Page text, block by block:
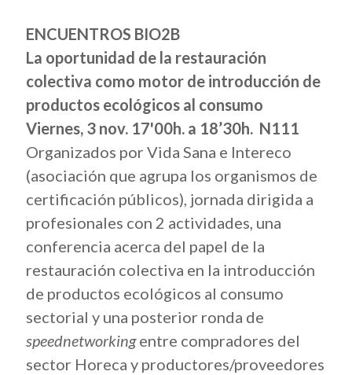
ENCUENTROS BIO2B
La oportunidad de la restauración
colectiva como motor de introducción de
productos ecológicos al consumo
Viernes, 3 nov. 17'00h. a 18’30h. N111
Organizados por Vida Sana e Intereco
(asociación que agrupa los organismos de
certificación públicos), jornada dirigida a
profesionales con 2 actividades, una
conferencia acerca del papel de la
restauración colectiva en la introducción
de productos ecológicos al consumo
sectorial y una posterior ronda de
speednetworkingentre compradores del
sector Horeca y productores/proveedores